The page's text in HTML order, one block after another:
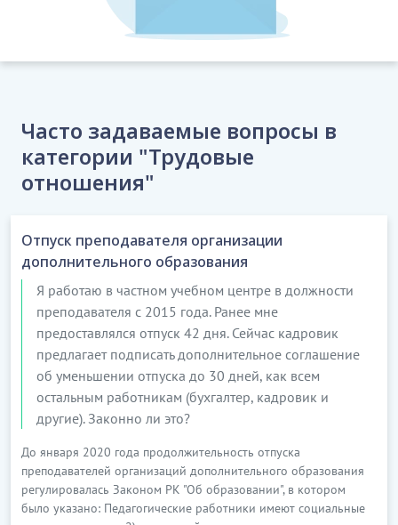
Часто задаваемые вопросы в
категории "Трудовые
отношения"
Отпуск преподавателя организации
дополнительного образования
Я работаю в частном учебном центре в должности
преподавателя с 2015 года. Ранее мне
предоставлялся отпуск 42 дня. Сейчас кадровик
предлагает подписать дополнительное соглашение
об уменьшении отпуска до 30 дней, как всем
остальным работникам (бухгалтер, кадровик и
другие). Законно ли это?
До января 2020 года продолжительность отпуска
преподавателей организаций дополнительного образования
регулировалась Законом РК "Об образовании", в котором
было указано: Педагогические работники имеют социальные